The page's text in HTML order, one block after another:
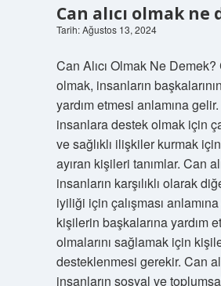
Can alıcı olmak ne
Tarih: Ağustos 13, 2024
Can Alıcı Olmak Ne Demek?
olmak, insanların
yardım etmesi anlamına
insanlara destek olmak için
ve sağlıklı ilişkiler kurmak
ayıran kişileri tanımlar. Can
insanların karşılıklı olarak
iyiliği için çalışması
kişilerin başkalarına yardım
olmalarını sağlamak için
desteklenmesi gerekir. Can
insanların sosyal ve